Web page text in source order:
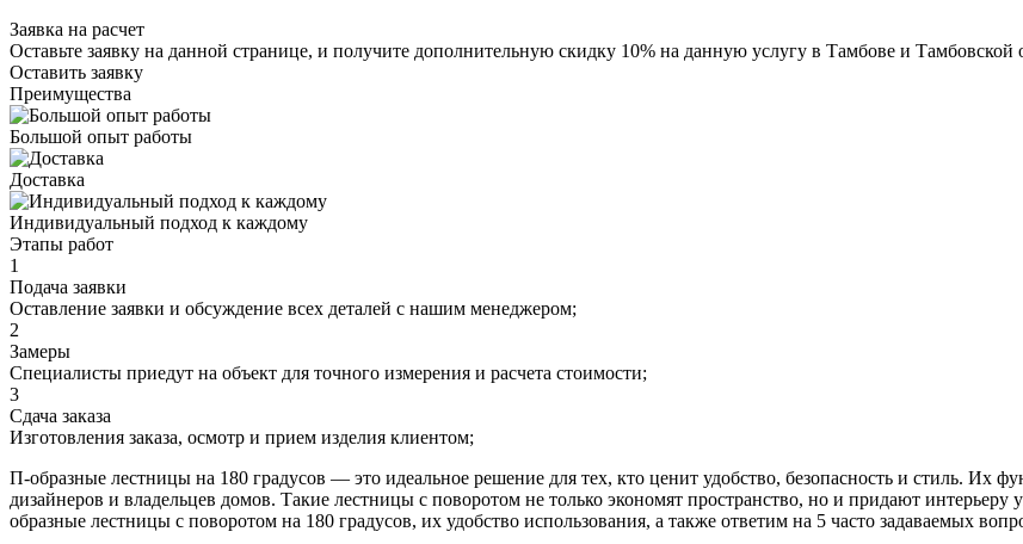
Заявка на расчет
Оставьте заявку на данной странице, и получите дополнительную скидку 10% на данную услугу в Тамбове и Тамбовской
Оставить заявку
Преимущества
Большой опыт работы
Доставка
Индивидуальный подход к каждому
Этапы работ
1
Подача заявки
Оставление заявки и обсуждение всех деталей с нашим менеджером;
2
Замеры
Специалисты приедут на объект для точного измерения и расчета стоимости;
3
Сдача заказа
Изготовления заказа, осмотр и прием изделия клиентом;
П-образные лестницы на 180 градусов — это идеальное решение для тех, кто ценит удобство, безопасность и стиль. Их
дизайнеров и владельцев домов. Такие лестницы с поворотом не только экономят пространство, но и придают
образные лестницы с поворотом на 180 градусов, их удобство использования, а также ответим на 5 часто задаваемых